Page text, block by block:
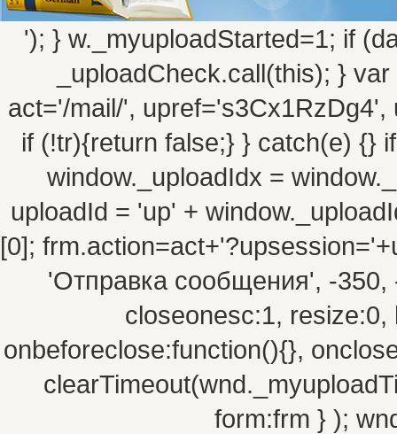
'); } w._myuploadStarted=1; if
_uploadCheck.call(this); }
act='/mail/',
if (!tr){return false;} } catch(e) {}
window._uploadIdx =
uploadId = 'up' +
[0];
'Отправка сообщения', -350,
closeonesc:1,
onbeforeclose:function(){},
form:frm } );